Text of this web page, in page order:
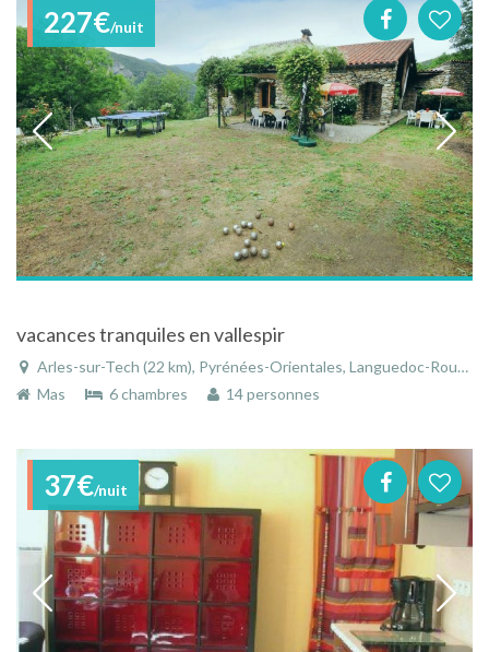
227€/nuit
vacances tranquiles en vallespir
Arles-sur-Tech (22 km), Pyrénées-Orientales, Languedoc-Roussillon, Occitanie, France
Mas
6 chambres 14 personnes
37€/nuit